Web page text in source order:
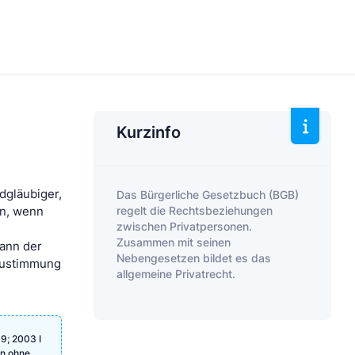
wenn
der
2003 I
Kurzinfo
Das Bürgerliche Gesetzbuch (BGB)
regelt die Rechtsbeziehungen
zwischen Privatpersonen.
Zusammen mit seinen
Nebengesetzen bildet es das
allgemeine Privatrecht.